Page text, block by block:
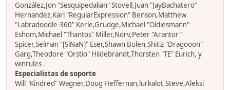
González,Jon "Sesquipedalian" Stovell,Juan "JayBachatero"
Hernandez,Karl "RegularExpression" Benson,Matthew
"Labradoodle-360" Kerle,Grudge,Michael "Oldiesmann"
Eshom,Michael "Thantos" Miller,Norv,Peter "Arantor"
Spicer,Selman "[SiNaN]" Eser,Shawn Bulen,Shitiz "Dragooon"
Garg,Theodore "Orstio" Hildebrandt,Thorsten "TE" Eurich, y
winrules .
Especialistas de soporte
Will "Kindred" Wagner,Doug Heffernan,lurkalot,Steve,Aleksi